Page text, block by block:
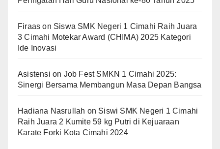
Firaas on Siswa SMK Negeri 1 Cimahi Raih Juara
3 Cimahi Motekar Award (CHIMA) 2025 Kategori
Ide Inovasi
Asistensi on Job Fest SMKN 1 Cimahi 2025:
Sinergi Bersama Membangun Masa Depan Bangsa
Hadiana Nasrullah on Siswi SMK Negeri 1 Cimahi
Raih Juara 2 Kumite 59 kg Putri di Kejuaraan
Karate Forki Kota Cimahi 2024